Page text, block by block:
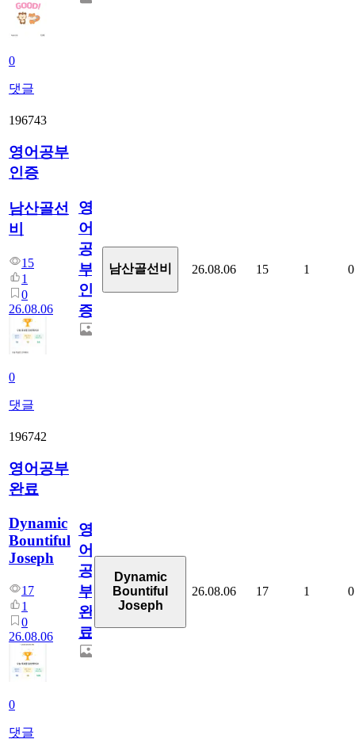
0
댓글
196743
영어공부
인증
남산골선
비
15
1
0
26.08.06
0
댓글
영
어
공
부
인
증
남산골선비 26.08.06 15 1 0
196742
영어공부
완료
Dynamic
Bountiful
Joseph
17
1
0
26.08.06
0
댓글
영
어
공
부
완
료
Dynamic
Bountiful
Joseph
26.08.06 17 1 0